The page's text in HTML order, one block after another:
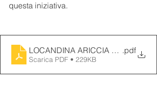
questa iniziativa.
LOCANDINA ARICCIA DEF.pdf
Scarica PDF • 229KB